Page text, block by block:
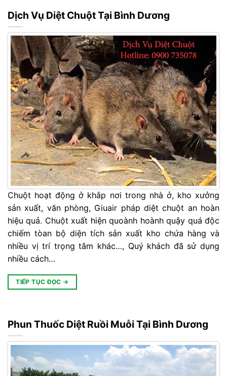
Dịch Vụ Diệt Chuột Tại Bình Dương
Chuột hoạt động ở khắp nơi trong nhà ở, kho xưởng
sản xuất, văn phòng, Giuair pháp diệt chuột an hoàn
hiệu quả. Chuột xuất hiện quoành hoành quậy quá độc
chiếm tòan bộ diện tích sản xuất kho chứa hàng và
nhiều vị trí trọng tâm khác…, Quý khách đã sử dụng
nhiều cách…
TIẾP TỤC ĐỌC →
Phun Thuốc Diệt Ruồi Muỗi Tại Bình Dương